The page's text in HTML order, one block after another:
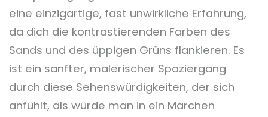
eine einzigartige, fast unwirkliche Erfahrung,
da dich die kontrastierenden Farben des
Sands und des üppigen Grüns flankieren. Es
ist ein sanfter, malerischer Spaziergang
durch diese Sehenswürdigkeiten, der sich
anfühlt, als würde man in ein Märchen